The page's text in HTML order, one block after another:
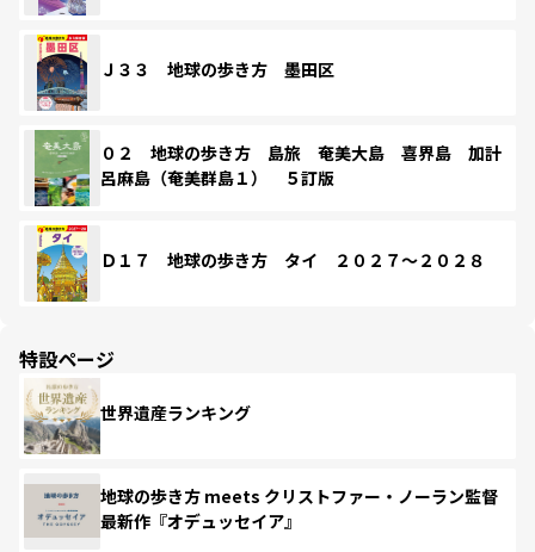
Ｊ３３ 地球の歩き方 墨田区
０２ 地球の歩き方 島旅 奄美大島 喜界島 加計
呂麻島（奄美群島１） ５訂版
Ｄ１７ 地球の歩き方 タイ ２０２７～２０２８
特設ページ
世界遺産ランキング
地球の歩き方 meets クリストファー・ノーラン監督
最新作『オデュッセイア』